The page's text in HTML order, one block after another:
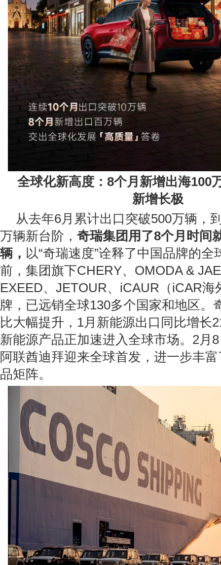
全球化新高度：8个月新增出海100
新增长极
从去年6月累计出口突破500万辆，
万辆新台阶， 奇瑞集团用了8个月时间
辆， 以“奇瑞速度”诠释了中国品牌的全
前，集团旗下CHERY、OMODA &
EXEED、JETOUR、 iCAUR （iCAR
牌，已远销全球130多个国家和地区。
比大幅提升，1月新能源出口同比增长
新能源产品正加速进入全球市场。2月
阿联酋迪拜迎来全球首发，进一步丰
品矩阵。